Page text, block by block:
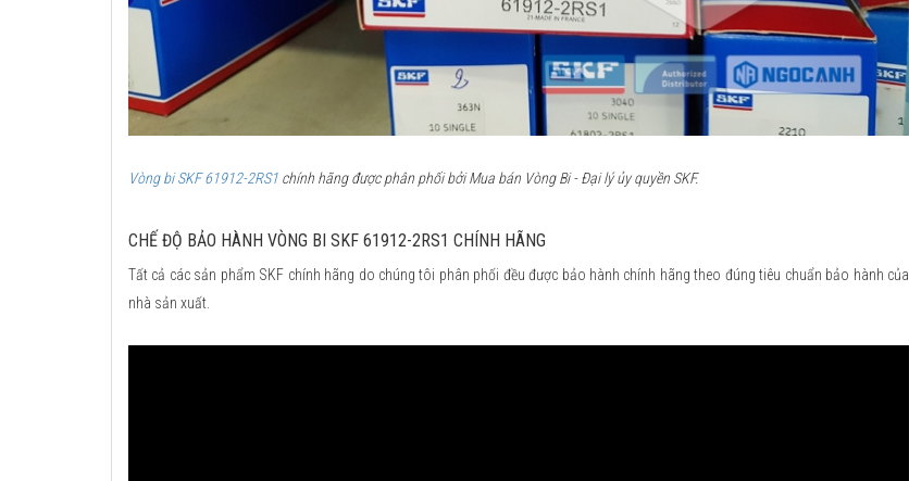
Vòng bi SKF 61912-2RS1 chính hãng được phân phối bởi Mua bán Vòng Bi - Đại lý ủy quyền SKF.
CHẾ ĐỘ BẢO HÀNH VÒNG BI SKF 61912-2RS1 CHÍNH HÃNG
Tất cả các sản phẩm SKF chính hãng do chúng tôi phân phối đều được bảo hành chính hãng theo đúng tiêu chuẩn bảo hành của
nhà sản xuất.